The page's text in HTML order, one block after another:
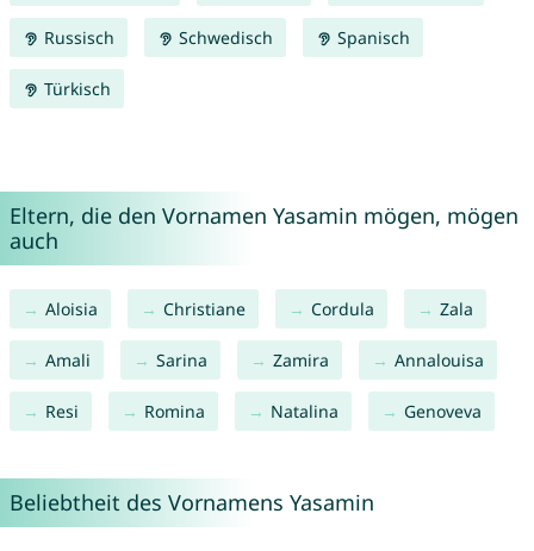
Russisch Schwedisch Spanisch
Türkisch
Eltern, die den Vornamen Yasamin mögen, mögen
auch
Aloisia Christiane Cordula Zala
Amali Sarina Zamira Annalouisa
Resi Romina Natalina Genoveva
Beliebtheit des Vornamens Yasamin